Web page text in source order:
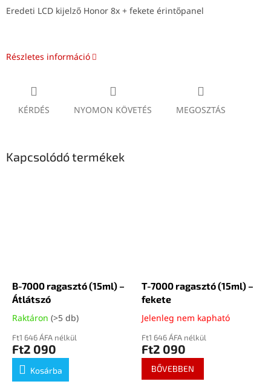
Eredeti LCD kijelző Honor 8x + fekete érintőpanel
Részletes információ
KÉRDÉS NYOMON KÖVETÉS MEGOSZTÁS
Kapcsolódó termékek
B-7000 ragasztó (15ml) –
Átlátszó
Raktáron (>5 db)
Ft1 646 ÁFA nélkül
Ft2 090
Kosárba
T-7000 ragasztó (15ml) –
fekete
Jelenleg nem kapható
Ft1 646 ÁFA nélkül
Ft2 090
BŐVEBBEN